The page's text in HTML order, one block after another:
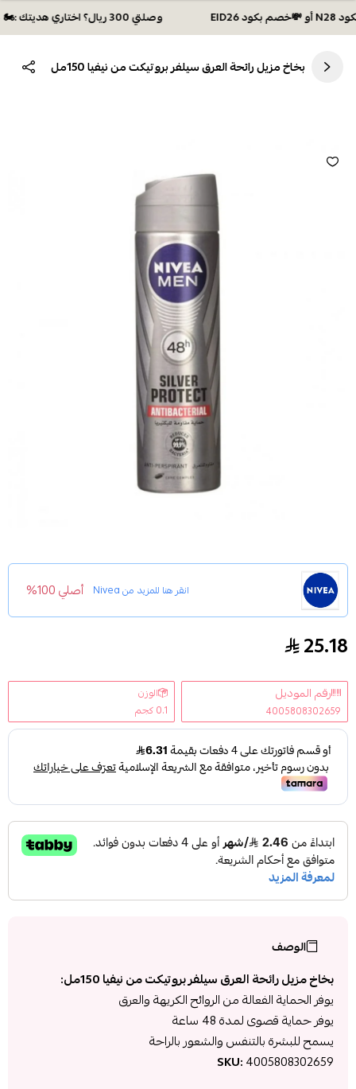
وصلتي 300 ريال؟ اختاري هديتك :🏍 شحن مجاني بكود N28 أو 💸خصم بكود EID26
بخاخ مزيل رائحة العرق سيلفر بروتيكت من نيفيا 150مل
انقر هنا للمزيد منNivea أصلي 100%
بخاخ مزيل رائحة العرق سيلفر بروتيكت من نيفيا 150مل
25.18
رقم الموديل
4005808302659
الوزن
0.1 كجم
الوصف
بخاخ مزيل رائحة العرق سيلفر بروتيكت من نيفيا 150مل:
يوفر الحماية الفعالة من الروائح الكريهة والعرق
يوفر حماية قصوى لمدة 48 ساعة
يسمح للبشرة بالتنفس والشعور بالراحة
SKU:4005808302659